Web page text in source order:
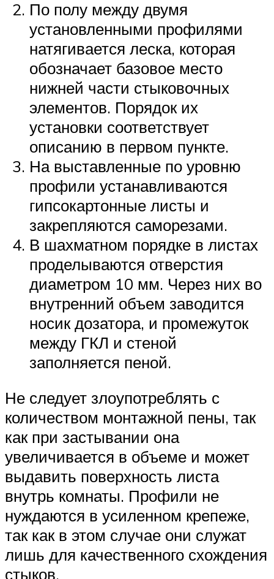
По полу между двумя
установленными профилями
натягивается леска, которая
обозначает базовое место
нижней части стыковочных
элементов. Порядок их
установки соответствует
описанию в первом пункте.
На выставленные по уровню
профили устанавливаются
гипсокартонные листы и
закрепляются саморезами.
В шахматном порядке в листах
проделываются отверстия
диаметром 10 мм. Через них во
внутренний объем заводится
носик дозатора, и промежуток
между ГКЛ и стеной
заполняется пеной.
Не следует злоупотреблять с
количеством монтажной пены, так
как при застывании она
увеличивается в объеме и может
выдавить поверхность листа
внутрь комнаты. Профили не
нуждаются в усиленном крепеже,
так как в этом случае они служат
лишь для качественного схождения
стыков.